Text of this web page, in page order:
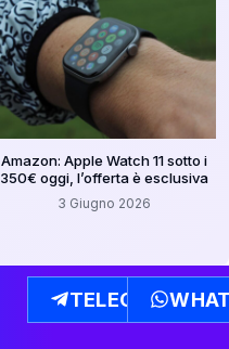
Amazon: Apple Watch 11 sotto i
350€ oggi, l’offerta è esclusiva
3 Giugno 2026
TELEGRAM